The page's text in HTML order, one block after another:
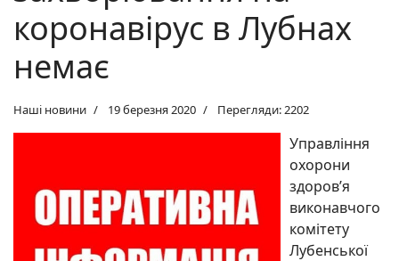
коронавірус в Лубнах
немає
Наші новини 19 березня 2020 Перегляди: 2202
Управління
охорони
здоров’я
виконавчого
комітету
Лубенської